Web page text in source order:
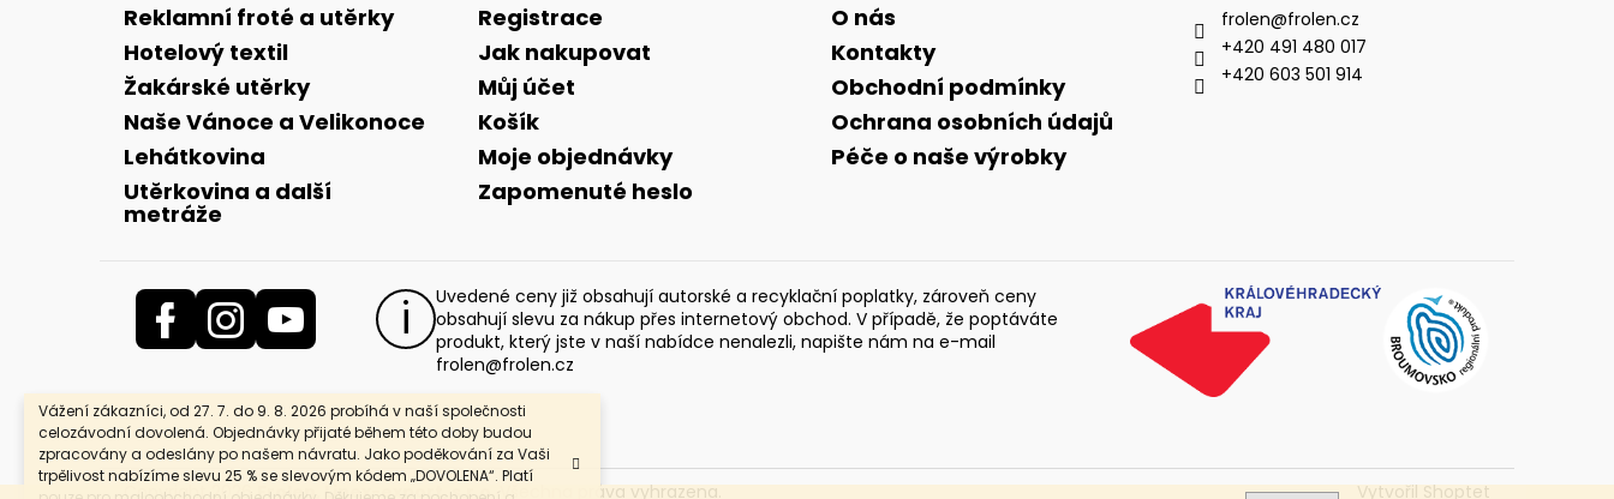
Vážení zákazníci, od 27. 7. do 9. 8. 2026 probíhá v naší společnosti
celozávodní dovolená. Objednávky přijaté během této doby budou
zpracovány a odeslány po našem návratu. Jako poděkování za Vaši
trpělivost nabízíme slevu 25 % se slevovým kódem „DOVOLENA“. Platí
Reklamní froté a utěrky
Hotelový textil
Žakárské utěrky
Naše Vánoce a Velikonoce
Lehátkovina
Utěrkovina a další
metráže
Registrace
Jak nakupovat
Můj účet
Košík
Moje objednávky
Zapomenuté heslo
O nás
Kontakty
Obchodní podmínky
Ochrana osobních údajů
Péče o naše výrobky
frolen@frolen.cz
+420 491 480 017
+420 603 501 914
Uvedené ceny již obsahují autorské a recyklační poplatky, zároveň ceny
obsahují slevu za nákup přes internetový obchod. V případě, že poptáváte
produkt, který jste v naší nabídce nenalezli, napište nám na e-mail
frolen@frolen.cz
Vytvořil Shoptet
Copyright 2026 Frolen, Linex-export, s.r.o . Všechna práva vyhrazena.